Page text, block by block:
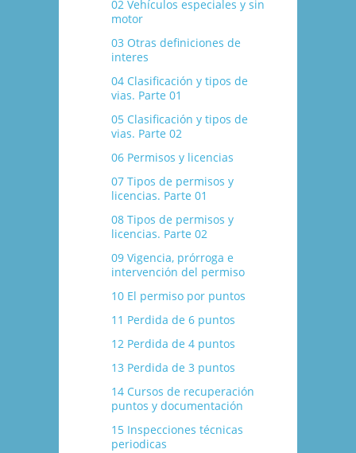
02 Vehí­culos especiales y sin
motor
03 Otras definiciones de
interes
04 Clasificación y tipos de
vias. Parte 01
05 Clasificación y tipos de
vias. Parte 02
06 Permisos y licencias
07 Tipos de permisos y
licencias. Parte 01
08 Tipos de permisos y
licencias. Parte 02
09 Vigencia, prórroga e
intervención del permiso
10 El permiso por puntos
11 Perdida de 6 puntos
12 Perdida de 4 puntos
13 Perdida de 3 puntos
14 Cursos de recuperación
puntos y documentación
15 Inspecciones técnicas
periodicas